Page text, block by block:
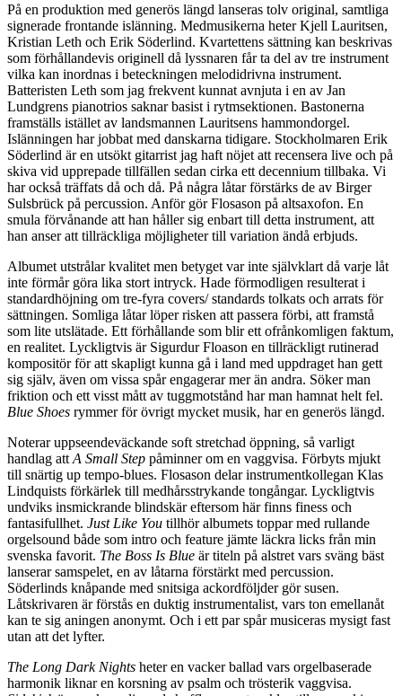
På en produktion med generös längd lanseras tolv original, samtliga
signerade frontande islänning. Medmusikerna heter Kjell Lauritsen,
Kristian Leth och Erik Söderlind. Kvartettens sättning kan beskrivas
som förhållandevis originell då lyssnaren får ta del av tre instrument
vilka kan inordnas i beteckningen melodidrivna instrument.
Batteristen Leth som jag frekvent kunnat avnjuta i en av Jan
Lundgrens pianotrios saknar basist i rytmsektionen. Bastonerna
framställs istället av landsmannen Lauritsens hammondorgel.
Islänningen har jobbat med danskarna tidigare. Stockholmaren Erik
Söderlind är en utsökt gitarrist jag haft nöjet att recensera live och på
skiva vid upprepade tillfällen sedan cirka ett decennium tillbaka. Vi
har också träffats då och då. På några låtar förstärks de av Birger
Sulsbrück på percussion. Anför gör Flosason på altsaxofon. En
smula förvånande att han håller sig enbart till detta instrument, att
han anser att tillräckliga möjligheter till variation ändå erbjuds.
Albumet utstrålar kvalitet men betyget var inte självklart då varje låt
inte förmår göra lika stort intryck. Hade förmodligen resulterat i
standardhöjning om tre-fyra covers/ standards tolkats och arrats för
sättningen. Somliga låtar löper risken att passera förbi, att framstå
som lite utslätade. Ett förhållande som blir ett ofrånkomligen faktum,
en realitet. Lyckligtvis är Sigurdur Floason en tillräckligt rutinerad
kompositör för att skapligt kunna gå i land med uppdraget han gett
sig själv, även om vissa spår engagerar mer än andra. Söker man
friktion och ett visst mått av tuggmotstånd har man hamnat helt fel.
Blue Shoes rymmer för övrigt mycket musik, har en generös längd.
Noterar uppseendeväckande soft stretchad öppning, så varligt
handlag att A Small Step påminner om en vaggvisa. Förbyts mjukt
till snärtig up tempo-blues. Flosason delar instrumentkollegan Klas
Lindquists förkärlek till medhårsstrykande tongångar. Lyckligtvis
undviks insmickrande blindskär eftersom här finns finess och
fantasifullhet. Just Like You tillhör albumets toppar med rullande
orgelsound både som intro och feature jämte läckra licks från min
svenska favorit. The Boss Is Blue är titeln på alstret vars sväng bäst
lanserar samspelet, en av låtarna förstärkt med percussion.
Söderlinds knåpande med snitsiga ackordföljder gör susen.
Låtskrivaren är förstås en duktig instrumentalist, vars ton emellanåt
kan te sig aningen anonymt. Och i ett par spår musiceras mysigt fast
utan att det lyfter.
The Long Dark Nights heter en vacker ballad vars orgelbaserade
harmonik liknar en korsning av psalm och trösterik vaggvisa.